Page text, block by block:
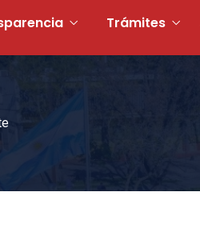
Trámites